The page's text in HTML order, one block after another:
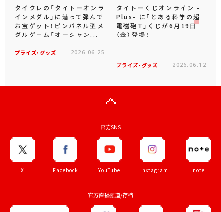
タイクレの「タイトーオンラ
インメダル」に潜って弾んで
お宝ゲット！ピンパネル型メ
ダルゲーム「オーシャン...
プライズ・グッズ 2026.06.25
タイトーくじオンライン -
Plus- に「とある科学の超
電磁砲T」くじが6月19日
（金）登場！
プライズ・グッズ 2026.06.12
官方SNS
X Facebook YouTube Instagram note
官方直播频道/存档